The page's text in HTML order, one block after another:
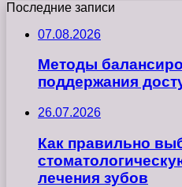
Последние записи
07.08.2026
Методы
поддержания
26.07.2026
Как правильно
лечения зубов